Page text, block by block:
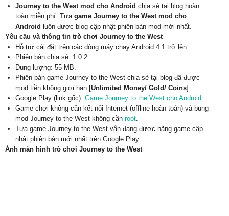
Journey to the West mod cho Android chia sẻ tại blog hoàn
toàn miễn phí. Tựa game Journey to the West mod cho
Android luôn được blog cập nhật phiên bản mod mới nhất.
Yêu cầu và thông tin trò chơi Journey to the West
Hỗ trợ cài đặt trên các dòng máy chạy Android 4.1 trở lên.
Phiên bản chia sẻ: 1.0.2.
Dung lượng: 55 MB.
Phiên bản game Journey to the West chia sẻ tại blog đã được
mod tiền không giới hạn [Unlimited Money/ Gold/ Coins].
Google Play (link gốc): Game Journey to the West cho Android.
Game chơi không cần kết nối Internet (offline hoàn toàn) và bung
mod Journey to the West không cần root.
Tựa game Journey to the West vẫn đang được hãng game cập
nhật phiên bản mới nhất trên Google Play.
Ảnh màn hình trò chơi Journey to the West